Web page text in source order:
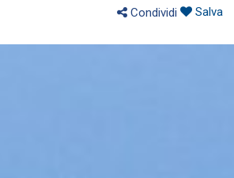
Condividi
Salva